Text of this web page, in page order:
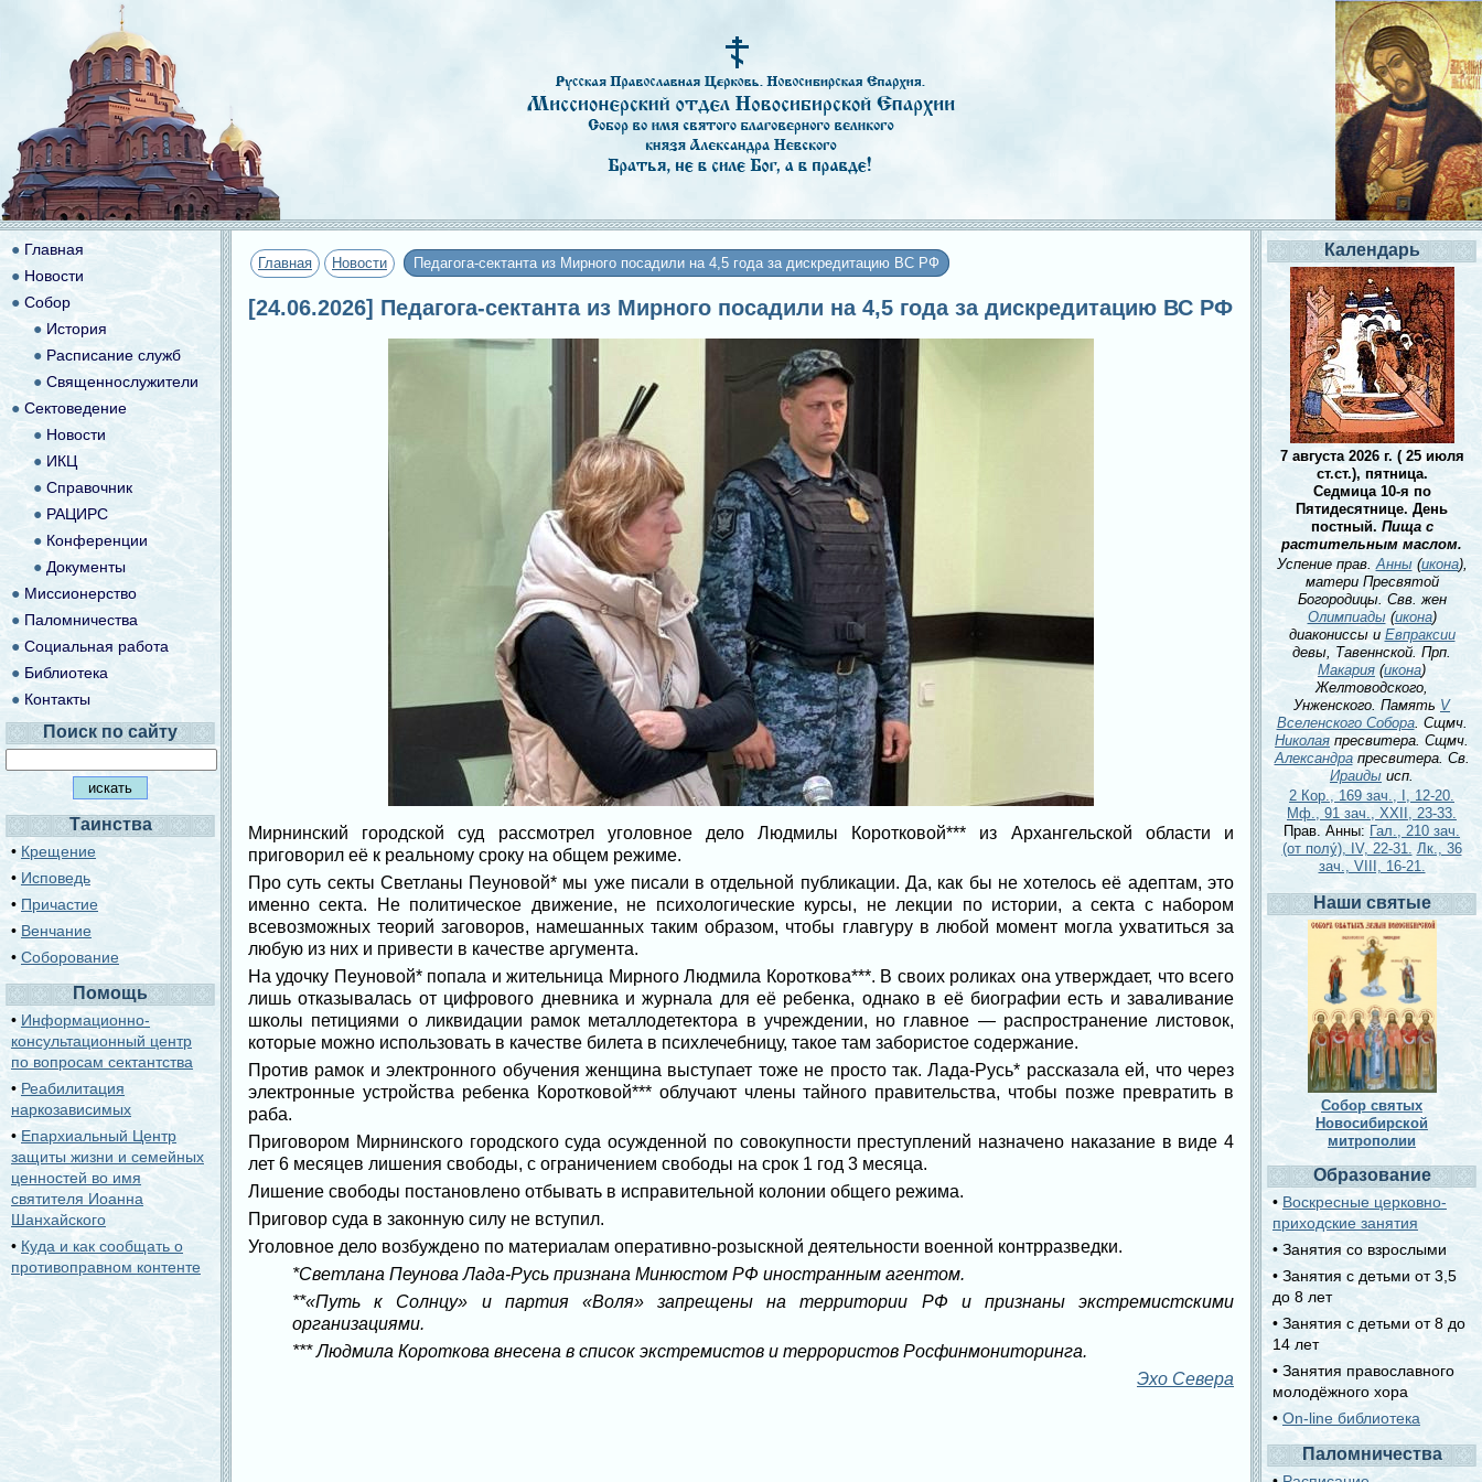
Главная Новости Педагога-сектанта из Мирного посадили на 4,5 года за дискредитацию ВС РФ
[24.06.2026] Педагога-сектанта из Мирного посадили на 4,5 года за дискредитацию ВС РФ
Мирнинский городской суд рассмотрел уголовное дело Людмилы Коротковой*** из Архангельской области и
приговорил её к реальному сроку на общем режиме.
Про суть секты Светланы Пеуновой* мы уже писали в отдельной публикации. Да, как бы не хотелось её адептам, это
именно секта. Не политическое движение, не психологические курсы, не лекции по истории, а секта с набором
всевозможных теорий заговоров, намешанных таким образом, чтобы главгуру в любой момент могла ухватиться за
любую из них и привести в качестве аргумента.
На удочку Пеуновой* попала и жительница Мирного Людмила Короткова***. В своих роликах она утверждает, что всего
лишь отказывалась от цифрового дневника и журнала для её ребенка, однако в её биографии есть и заваливание
школы петициями о ликвидации рамок металлодетектора в учреждении, но главное — распространение листовок,
которые можно использовать в качестве билета в психлечебницу, такое там забористое содержание.
Против рамок и электронного обучения женщина выступает тоже не просто так. Лада-Русь* рассказала ей, что через
электронные устройства ребенка Коротковой*** облучают члены тайного правительства, чтобы позже превратить в
раба.
Приговором Мирнинского городского суда осужденной по совокупности преступлений назначено наказание в виде 4
лет 6 месяцев лишения свободы, с ограничением свободы на срок 1 год 3 месяца.
Лишение свободы постановлено отбывать в исправительной колонии общего режима.
Приговор суда в законную силу не вступил.
Уголовное дело возбуждено по материалам оперативно-розыскной деятельности военной контрразведки.
*Светлана Пеунова Лада-Русь признана Минюстом РФ иностранным агентом.
**«Путь к Солнцу» и партия «Воля» запрещены на территории РФ и признаны экстремистскими
организациями.
*** Людмила Короткова внесена в список экстремистов и террористов Росфинмониторинга.
Эхо Севера
● Главная
● Новости
● Собор
● История
● Расписание служб
● Священнослужители
● Сектоведение
● Новости
●ИКЦ
● Справочник
● РАЦИРС
● Конференции
● Документы
●Миссионерство
● Паломничества
●Социальная работа
● Библиотека
● Контакты
Поиск по сайту
Таинства
• Крещение
• Исповедь
• Причастие
• Венчание
• Соборование
Помощь
• Информационно-
консультационный центр
по вопросам сектантства
•Реабилитация
наркозависимых
•Епархиальный Центр
защиты жизни и семейных
ценностей во имя
святителя Иоанна
Шанхайского
• Куда и как сообщать о
противоправном контенте
Календарь
7 августа 2026 г. ( 25 июля
ст.ст.), пятница.
Седмица 10-я по
Пятидесятнице. День
постный. Пища с
растительным маслом.
Успение прав.Анны(икона),
матери Пресвятой
Богородицы. Свв. жен
Олимпиады(икона)
диакониссы и Евпраксии
девы, Тавеннской. Прп.
Макария (икона)
Желтоводского,
Унженского. Память V
Вселенского Собора. Сщмч.
Николая пресвитера. Сщмч.
Александрапресвитера. Св.
Ираиды исп.
2 Кор., 169 зач., I, 12-20.
Мф., 91 зач., XXII, 23-33.
Прав. Анны: Гал., 210 зач.
(от полу́), IV, 22-31. Лк., 36
зач., VIII, 16-21.
Наши святые
Собор святых
Новосибирской
митрополии
Образование
• Воскресные церковно-
приходские занятия
• Занятия со взрослыми
• Занятия с детьми от 3,5
до 8 лет
• Занятия с детьми от 8 до
14 лет
• Занятия православного
молодёжного хора
• On-line библиотека
Паломничества